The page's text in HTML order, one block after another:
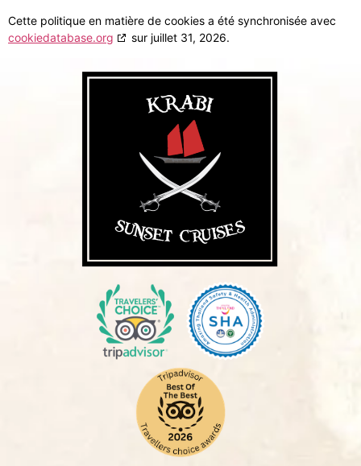
Cette politique en matière de cookies a été synchronisée avec
cookiedatabase.org
sur juillet 31, 2026.